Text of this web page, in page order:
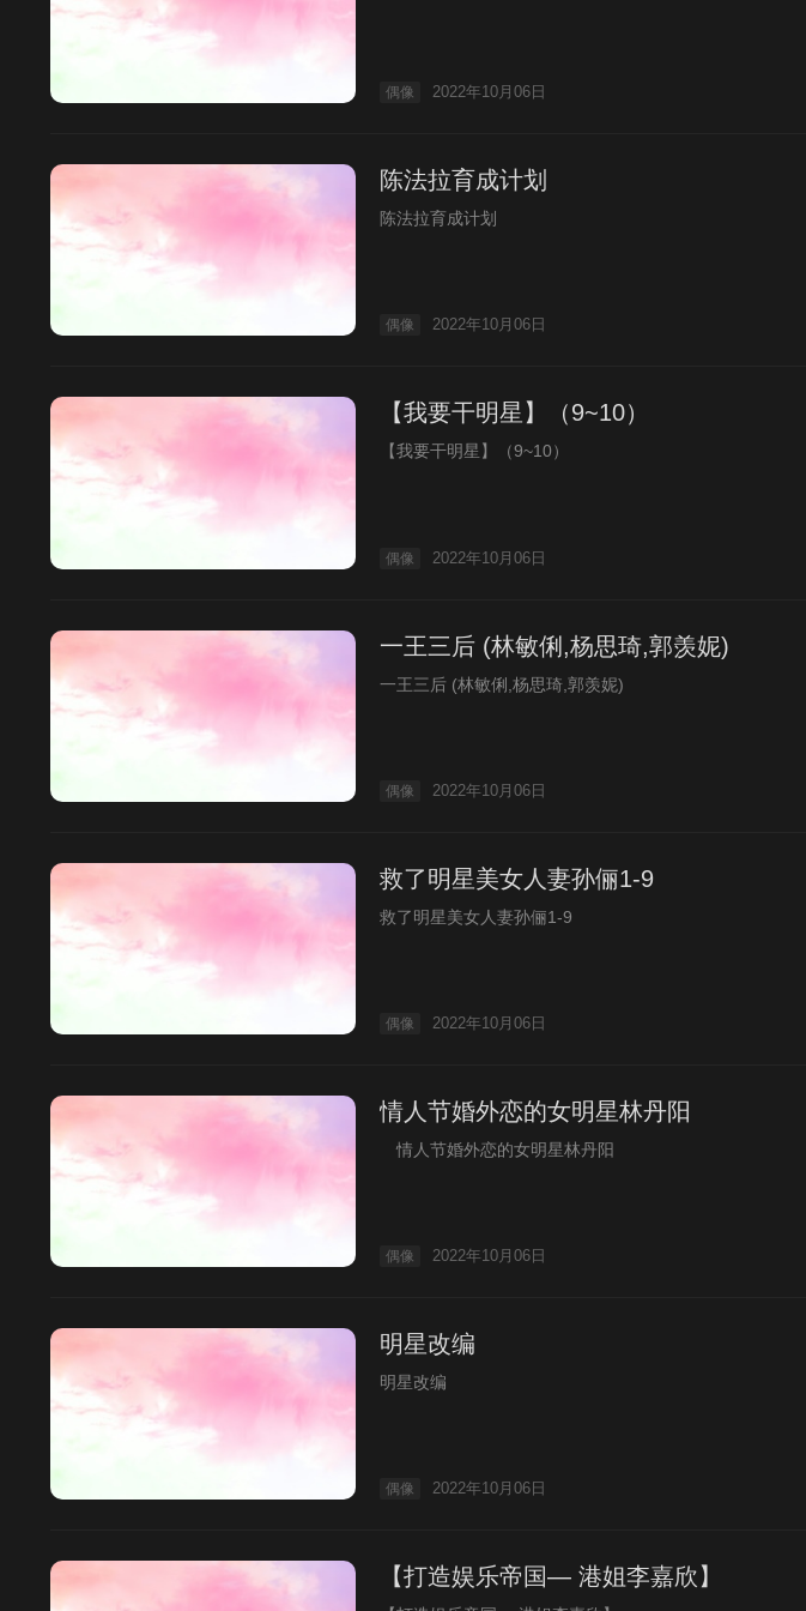
偶像 2022年10月06日
陈法拉育成计划
陈法拉育成计划
偶像 2022年10月06日
【我要干明星】（9~10）
【我要干明星】（9~10）
偶像 2022年10月06日
一王三后 (林敏俐,杨思琦,郭羡妮)
一王三后 (林敏俐,杨思琦,郭羡妮)
偶像 2022年10月06日
救了明星美女人妻孙俪1-9
救了明星美女人妻孙俪1-9
偶像 2022年10月06日
情人节婚外恋的女明星林丹阳
情人节婚外恋的女明星林丹阳
偶像 2022年10月06日
明星改编
明星改编
偶像 2022年10月06日
【打造娱乐帝国— 港姐李嘉欣】